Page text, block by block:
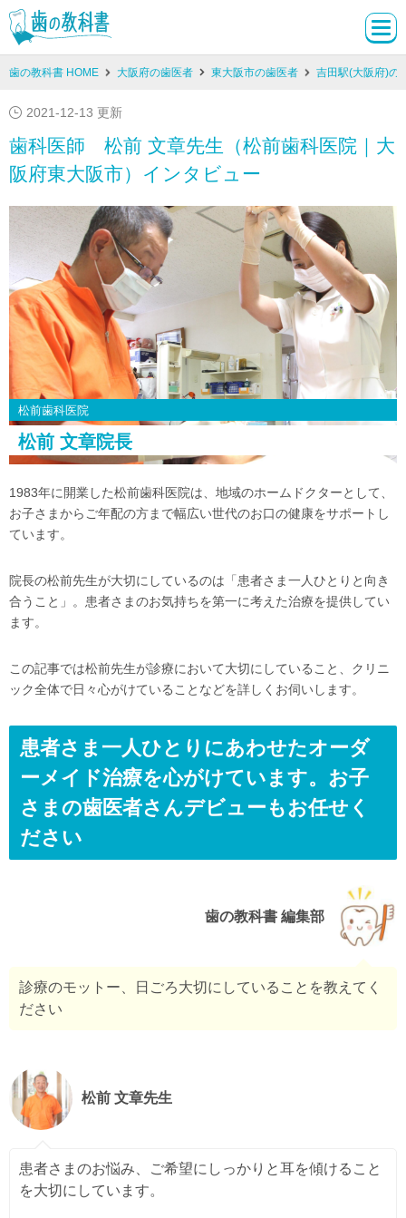
歯の教科書 HOME 大阪府の歯医者 東大阪市の歯医者 吉田駅(大阪府)の
2021-12-13 更新
歯科医師 松前 文章先生（松前歯科医院｜大
阪府東大阪市）インタビュー
松前歯科医院
松前 文章院長
1983年に開業した松前歯科医院は、地域のホームドクターとして、
お子さまからご年配の方まで幅広い世代のお口の健康をサポートし
ています。
院長の松前先生が大切にしているのは「患者さま一人ひとりと向き
合うこと」。患者さまのお気持ちを第一に考えた治療を提供してい
ます。
この記事では松前先生が診療において大切にしていること、クリニ
ック全体で日々心がけていることなどを詳しくお伺いします。
患者さま一人ひとりにあわせたオーダ
ーメイド治療を心がけています。お子
さまの歯医者さんデビューもお任せく
ださい
歯の教科書 編集部
診療のモットー、日ごろ大切にしていることを教えてく
ださい
松前 文章先生
患者さまのお悩み、ご希望にしっかりと耳を傾けること
を大切にしています。